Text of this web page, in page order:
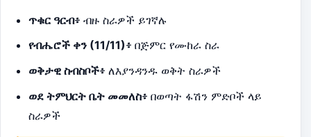
ጥቁር ዓርብ፥ ብዙ ስራዎች ይገኛሉ
የብሔሮች ቀን (11/11)፥ በጅምር የሙከራ ስራ
ወቅታዊ ስብስቦች፥ ለእያንዳንዱ ወቅት ስራዎች
ወደ ትምህርት ቤት መመለስ፥ በወጣት ፋሽን ምድቦች ላይ
ስራዎች